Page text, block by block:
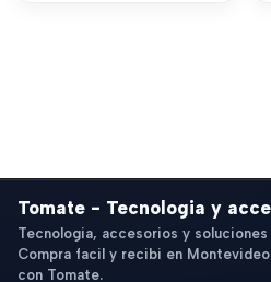
Tomate - Tecnologia y
Tecnologia, accesorios y
Compra facil y recibi en
con Tomate.